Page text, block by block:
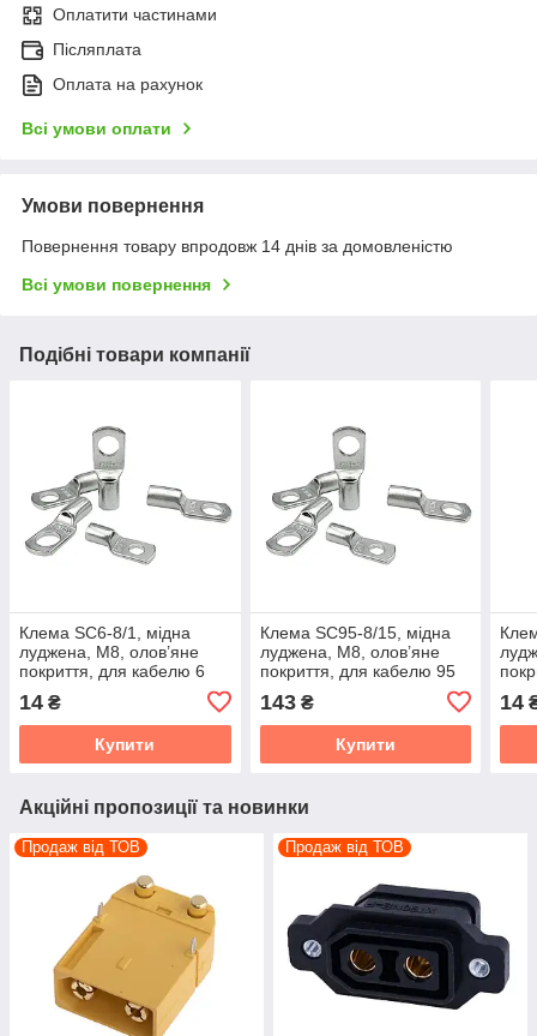
Оплатити частинами
Післяплата
Оплата на рахунок
Всі умови оплати
Умови повернення
Повернення товару впродовж 14 днів за домовленістю
Всі умови повернення
Подібні товари компанії
Клема SC6-8/1, мідна
луджена, M8, олов’яне
покриття, для кабелю 6
14 ₴
Купити
Клема SC95-8/15, мідна
луджена, M8, олов’яне
покриття, для кабелю 95
143₴
Купити
14
Акційні пропозиції та новинки
Продаж від ТОВ Продаж від ТОВ